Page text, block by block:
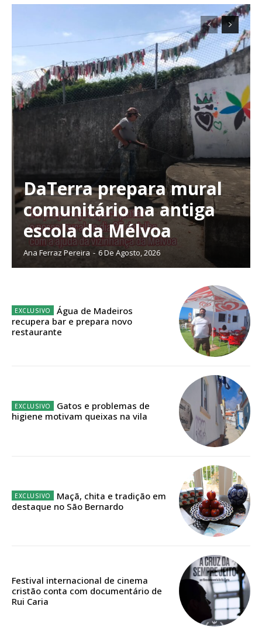
Planos de Assinatura
Faça-se assinante do Região de Cister e ajude-nos a manter este serviço
público!
Sendo assinante terá acesso a todos os conteúdos exclusivos e versões
digitais.
Escolha o plano de assinatura desejado:
ASSINATURA
IMPRESSA
12 meses
Acesso aos conteúdos Exclusivos para
assinantes
16€
DaTerra prepara mural
comunitário na antiga
escola da Mélvoa
Ana Ferraz Pereira - 6 De Agosto, 2026
Água de Madeiros
recupera bar e prepara novo
restaurante
Gatos e problemas de
higiene motivam queixas na vila
Maçã, chita e tradição em
destaque no São Bernardo
Festival internacional de cinema
cristão conta com documentário de
Rui Caria